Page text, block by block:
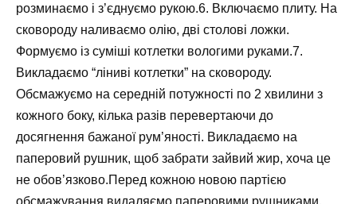
розминаємо і з’єднуємо рукою.6. Включаємо плиту. На
сковороду наливаємо олію, дві столові ложки.
Формуємо із суміші котлетки вологими руками.7.
Викладаємо “ліниві котлетки” на сковороду.
Обсмажуємо на середній потужності по 2 хвилини з
кожного боку, кілька разів перевертаючи до
досягнення бажаної рум’яності. Викладаємо на
паперовий рушник, щоб забрати зайвий жир, хоча це
не обов’язково.Перед кожною новою партією
обсмажування видаляємо паперовими рушниками.